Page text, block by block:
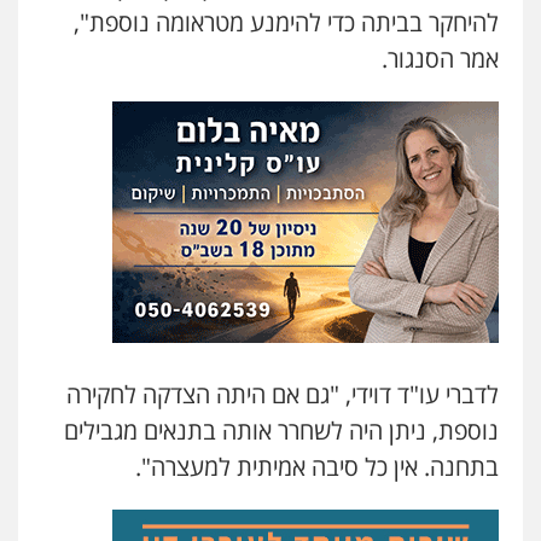
0548009246
עדי כרמלי – חברת עו"ד
פלילי כלכלי עורכי דין לענייני אסירים
0525060666
גיא זהבי משרד עורכי דין
503456449
עו"ד איהאב ג'לג'ולי
0505216700
להיחקר בביתה כדי להימנע מטראומה נוספת",
אמר הסנגור.
לדברי עו"ד דוידי, "גם אם היתה הצדקה לחקירה
נוספת, ניתן היה לשחרר אותה בתנאים מגבילים
בתחנה. אין כל סיבה אמיתית למעצרה".